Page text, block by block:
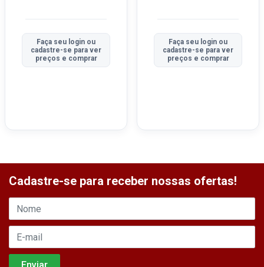
Faça seu login ou
cadastre-se para ver
preços e comprar
Faça seu login ou
cadastre-se para ver
preços e comprar
Cadastre-se para receber nossas ofertas!